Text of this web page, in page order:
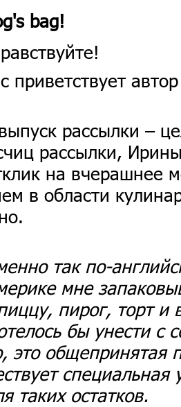
bag!
приветствует
рассылки –
рассылки,
на вчерашнее
в области
так по-
мне
пирог, торт и
бы унести с
это общепринятая
специальная
таких остатков.